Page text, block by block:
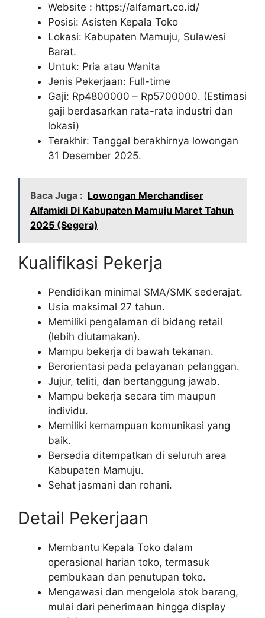
Website : https://alfamart.co.id/
Posisi: Asisten Kepala Toko
Lokasi: Kabupaten Mamuju, Sulawesi
Barat.
Untuk: Pria atau Wanita
Jenis Pekerjaan: Full-time
Gaji: Rp4800000 – Rp5700000. (Estimasi
gaji berdasarkan rata-rata industri dan
lokasi)
Terakhir: Tanggal berakhirnya lowongan
31 Desember 2025.
Baca Juga : Lowongan Merchandiser
Alfamidi Di Kabupaten Mamuju Maret Tahun
2025 (Segera)
Kualifikasi Pekerja
Pendidikan minimal SMA/SMK sederajat.
Usia maksimal 27 tahun.
Memiliki pengalaman di bidang retail
(lebih diutamakan).
Mampu bekerja di bawah tekanan.
Berorientasi pada pelayanan pelanggan.
Jujur, teliti, dan bertanggung jawab.
Mampu bekerja secara tim maupun
individu.
Memiliki kemampuan komunikasi yang
baik.
Bersedia ditempatkan di seluruh area
Kabupaten Mamuju.
Sehat jasmani dan rohani.
Detail Pekerjaan
Membantu Kepala Toko dalam
operasional harian toko, termasuk
pembukaan dan penutupan toko.
Mengawasi dan mengelola stok barang,
mulai dari penerimaan hingga display